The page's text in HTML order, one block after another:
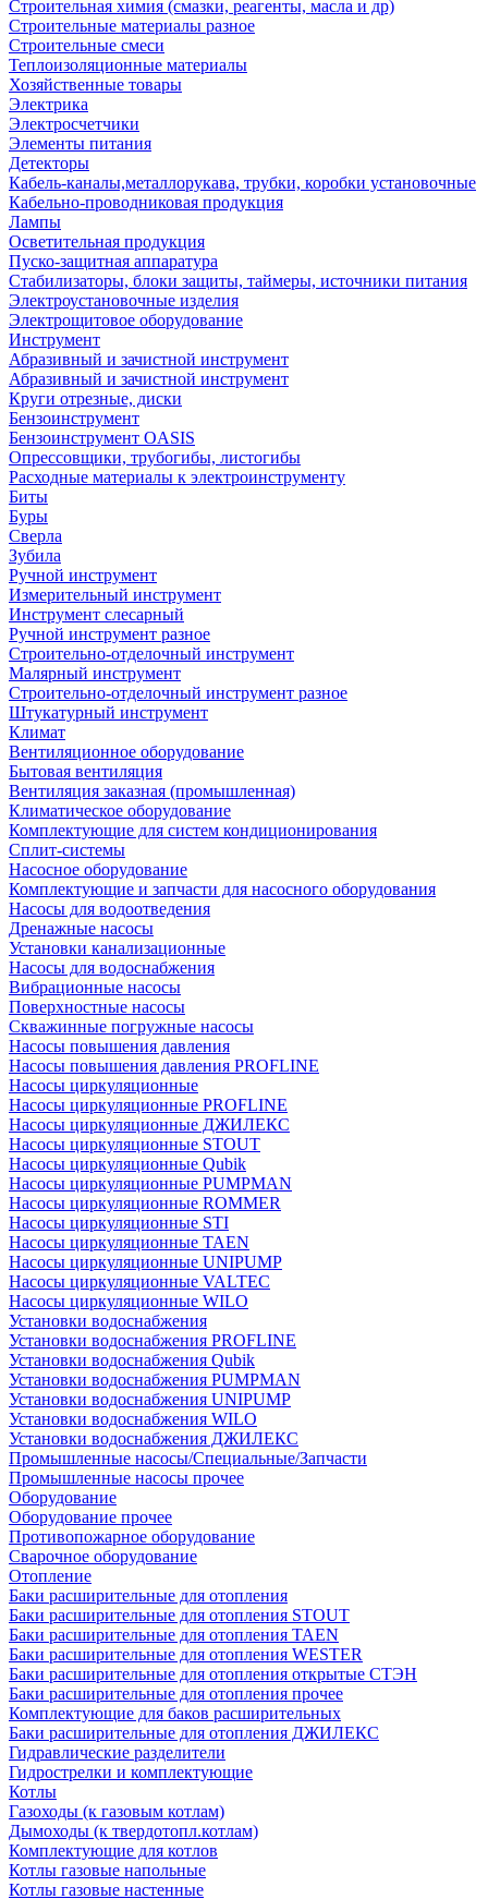
Строительная химия (смазки, реагенты, масла и др)
Строительные материалы разное
Строительные смеси
Теплоизоляционные материалы
Хозяйственные товары
Электрика
Электросчетчики
Элементы питания
Детекторы
Кабель-каналы,металлорукава, трубки, коробки установочные
Кабельно-проводниковая продукция
Лампы
Осветительная продукция
Пуско-защитная аппаратура
Стабилизаторы, блоки защиты, таймеры, источники питания
Электроустановочные изделия
Электрощитовое оборудование
Инструмент
Абразивный и зачистной инструмент
Абразивный и зачистной инструмент
Круги отрезные, диски
Бензоинструмент
Бензоинструмент OASIS
Опрессовщики, трубогибы, листогибы
Расходные материалы к электроинструменту
Биты
Буры
Сверла
Зубила
Ручной инструмент
Измерительный инструмент
Инструмент слесарный
Ручной инструмент разное
Строительно-отделочный инструмент
Малярный инструмент
Строительно-отделочный инструмент разное
Штукатурный инструмент
Климат
Вентиляционное оборудование
Бытовая вентиляция
Вентиляция заказная (промышленная)
Климатическое оборудование
Комплектующие для систем кондиционирования
Сплит-системы
Насосное оборудование
Комплектующие и запчасти для насосного оборудования
Насосы для водоотведения
Дренажные насосы
Установки канализационные
Насосы для водоснабжения
Вибрационные насосы
Поверхностные насосы
Скважинные погружные насосы
Насосы повышения давления
Насосы повышения давления PROFLINE
Насосы циркуляционные
Насосы циркуляционные PROFLINE
Насосы циркуляционные ДЖИЛЕКС
Насосы циркуляционные STOUT
Насосы циркуляционные Qubik
Насосы циркуляционные PUMPMAN
Насосы циркуляционные ROMMER
Насосы циркуляционные STI
Насосы циркуляционные TAEN
Насосы циркуляционные UNIPUMP
Насосы циркуляционные VALTEC
Насосы циркуляционные WILO
Установки водоснабжения
Установки водоснабжения PROFLINE
Установки водоснабжения Qubik
Установки водоснабжения PUMPMAN
Установки водоснабжения UNIPUMP
Установки водоснабжения WILO
Установки водоснабжения ДЖИЛЕКС
Промышленные насосы/Специальные/Запчасти
Промышленные насосы прочее
Оборудование
Оборудование прочее
Противопожарное оборудование
Сварочное оборудование
Отопление
Баки расширительные для отопления
Баки расширительные для отопления STOUT
Баки расширительные для отопления TAEN
Баки расширительные для отопления WESTER
Баки расширительные для отопления открытые СТЭН
Баки расширительные для отопления прочее
Комплектующие для баков расширительных
Баки расширительные для отопления ДЖИЛЕКС
Гидравлические разделители
Гидрострелки и комплектующие
Котлы
Газоходы (к газовым котлам)
Дымоходы (к твердотопл.котлам)
Комплектующие для котлов
Котлы газовые напольные
Котлы газовые настенные